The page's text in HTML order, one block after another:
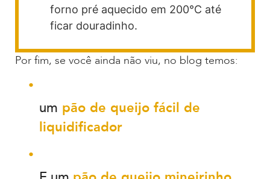
forno pré aquecido em 200°C até
ficar douradinho.
Por fim, se você ainda não viu, no blog temos:
um pão de queijo fácil de
liquidificador